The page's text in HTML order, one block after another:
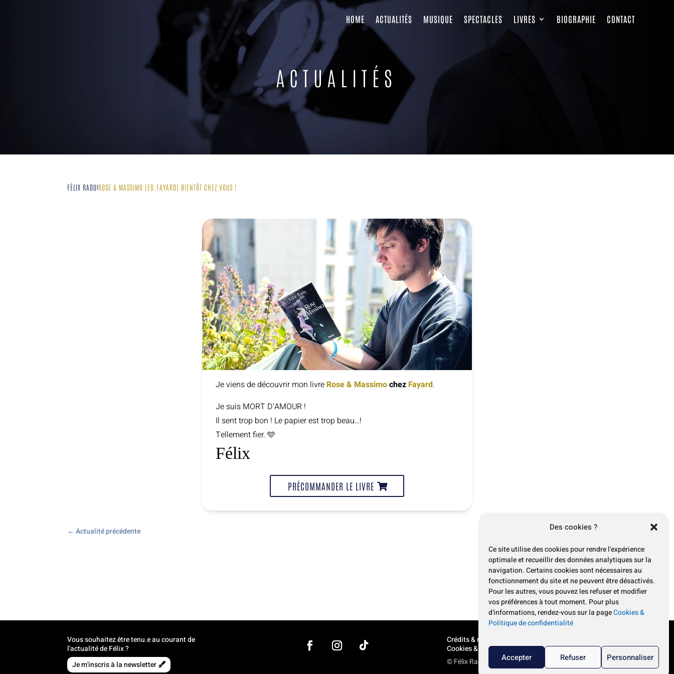
Des cookies ?
Ce site utilise des cookies pour rendre l'expérience
optimale et recueillir des données analytiques sur la
navigation. Certains cookies sont nécessaires au
fonctionnement du site et ne peuvent être désactivés.
Pour les autres, vous pouvez les refuser et modifier
vos préférences à tout moment. Pour plus
d'informations, rendez-vous sur la pageCookies &
Politique de confidentialité
Accepter Refuser Personnaliser
HOME ACTUALITÉS MUSIQUE SPECTACLES LIVRES BIOGRAPHIE CONTACT
ACTUALITÉS
FÉLIX RADU|ROSE & MASSIMO (ED.FAYARD) BIENTÔT CHEZ VOUS !
Je viens de découvrir mon livre Rose & Massimochez Fayard.
Je suis MORT D’AMOUR !
Il sent trop bon ! Le papier est trop beau…!
Tellement fier. 🩵
Félix
PRÉCOMMANDER LE LIVRE
←Actualité précédente Actualité suivante
Vous souhaitez être tenu.e au courant de
l'actualité de Félix ?
Je m'inscris à la newsletter
Crédits & mentions légales
Cookies & politique de confidentialité
© Félix Radu 2026